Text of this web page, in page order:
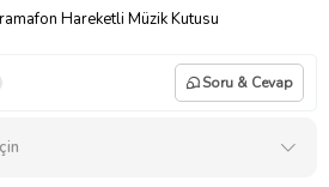
Hareketli Müzik Kutusu
Soru & Cevap